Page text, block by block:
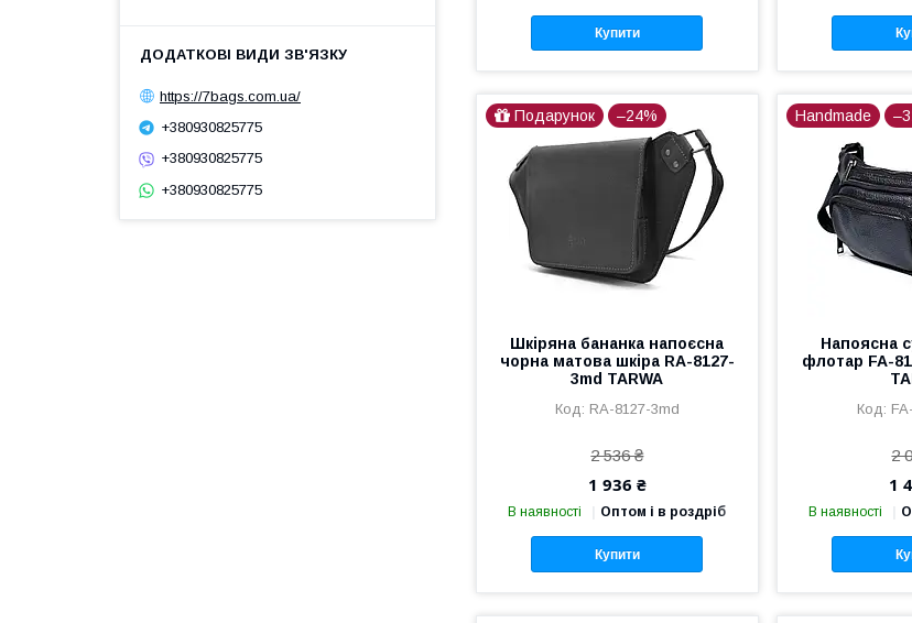
Купити
Подарунок –24%
Шкіряна бананка напоєсна
чорна матова шкіра RA-8127-
3md TARWA
RA-8127-3md
2 536 ₴
1 936 ₴
В наявності Оптом і в роздріб
Купити
Handmade
Напоясна
флотар FA-
2
1
В наявності
https://7bags.com.ua/
+380930825775
+380930825775
+380930825775